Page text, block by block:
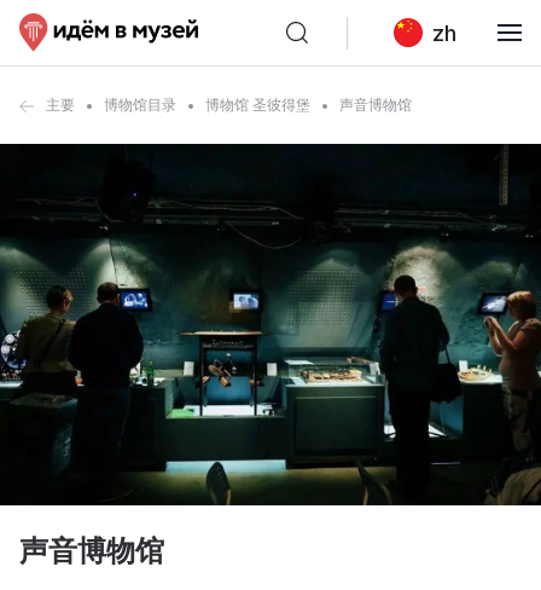
zh
主要 博物馆目录 博物馆 圣彼得堡 声音博物馆
声音博物馆